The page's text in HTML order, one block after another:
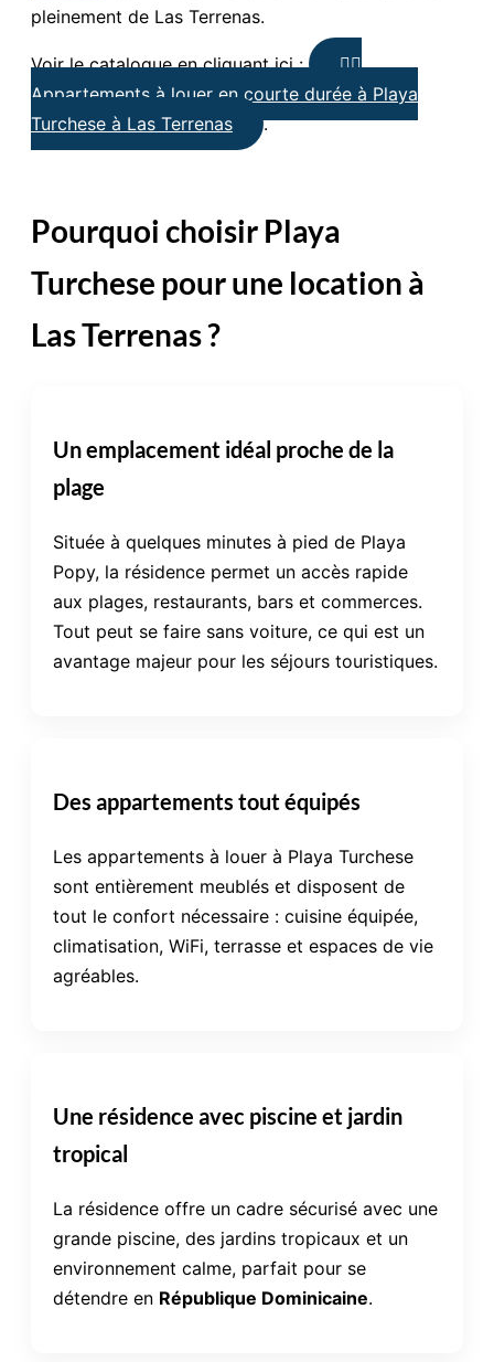
pleinement de Las Terrenas.
Voir le catalogue en cliquant ici :
👉🏼
Appartements à louer en courte durée à Playa
Turchese à Las Terrenas
.
Pourquoi choisir Playa
Turchese pour une location à
Las Terrenas ?
Un emplacement idéal proche de la
plage
Située à quelques minutes à pied de Playa
Popy, la résidence permet un accès rapide
aux plages, restaurants, bars et commerces.
Tout peut se faire sans voiture, ce qui est un
avantage majeur pour les séjours touristiques.
Des appartements tout équipés
Les appartements à louer à Playa Turchese
sont entièrement meublés et disposent de
tout le confort nécessaire : cuisine équipée,
climatisation, WiFi, terrasse et espaces de vie
agréables.
Une résidence avec piscine et jardin
tropical
La résidence offre un cadre sécurisé avec une
grande piscine, des jardins tropicaux et un
environnement calme, parfait pour se
détendre en République Dominicaine.